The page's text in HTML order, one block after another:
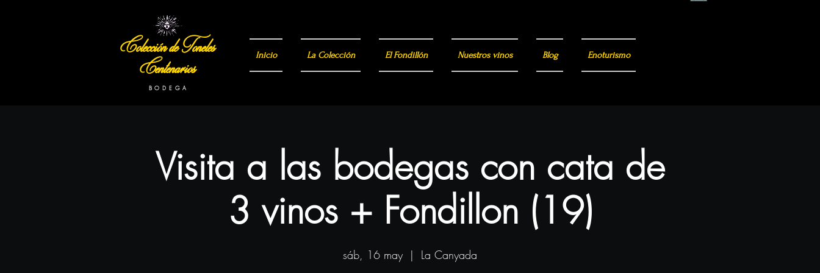
Visita a las bodegas con cata de
3 vinos + Fondillon (19)
sáb, 16 may
  |
La Canyada
Colección de Toneles
Centenarios Inicio La Colección El Fondillón Nuestros vinos Blog Enoturismo
B O D E G A